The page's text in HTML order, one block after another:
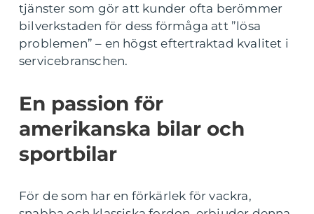
tjänster som gör att kunder ofta berömmer
bilverkstaden för dess förmåga att ”lösa
problemen” – en högst eftertraktad kvalitet i
servicebranschen.
En passion för
amerikanska bilar och
sportbilar
För de som har en förkärlek för vackra,